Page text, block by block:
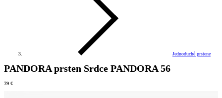
Jednoduché prstene
PANDORA prsten Srdce PANDORA 56
79 €